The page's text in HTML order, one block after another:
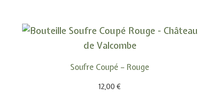
Soufre Coupé – Rouge
12,00€